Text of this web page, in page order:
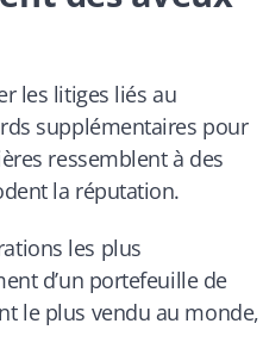
les litiges liés au
supplémentaires pour
ressemblent à des
la réputation.
les plus
d’un portefeuille de
le plus vendu au monde,